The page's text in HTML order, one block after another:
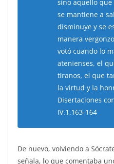
sino aquello
se mantiene a
disminuye y se
manera
votó cuando lo
atenienses, el
tiranos, el que
la virtud y la
Disertaciones
IV.1.163-164
De nuevo, volviendo a
señala, lo que comentaba